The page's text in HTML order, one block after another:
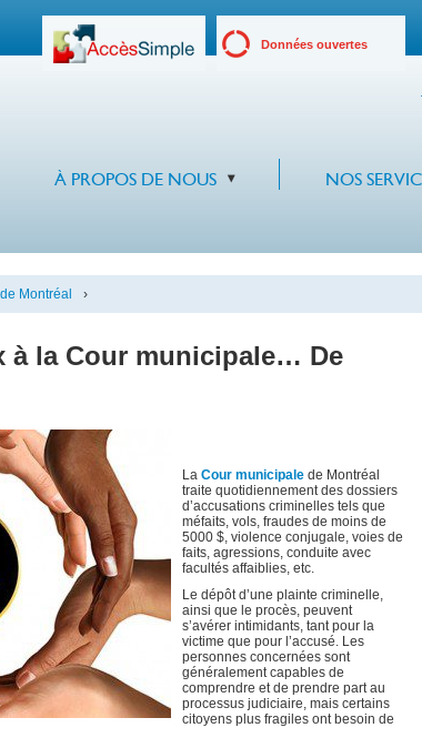
Données ouvertes
À PROPOS DE NOUS NOS
Montréal ›
à la Cour municipale… De
La Cour municipale de Montréal
traite quotidiennement des dossiers
d’accusations criminelles tels que
méfaits, vols, fraudes de moins de
5000 $, violence conjugale, voies de
faits, agressions, conduite avec
facultés affaiblies, etc.
Le dépôt d’une plainte criminelle,
ainsi que le procès, peuvent
s’avérer intimidants, tant pour la
victime que pour l’accusé. Les
personnes concernées sont
généralement capables de
comprendre et de prendre part au
processus judiciaire, mais certains
citoyens plus fragiles ont besoin de